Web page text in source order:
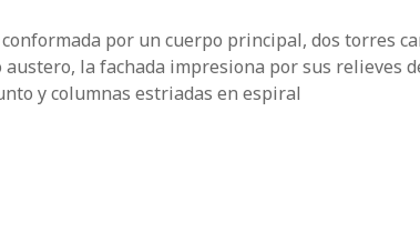
por un cuerpo principal, dos torres
la fachada impresiona por sus relieves
y columnas estriadas en espiral